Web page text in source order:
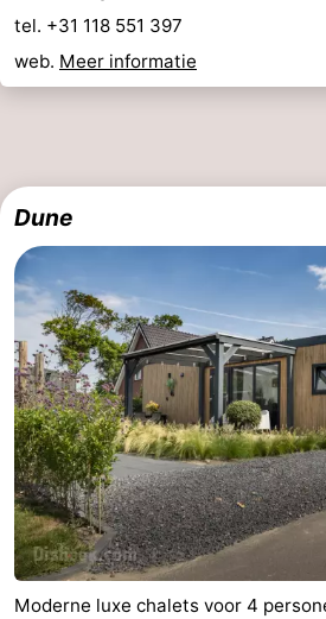
tel. +31 118 551 397
web. Meer informatie
Dune
Moderne luxe chalets voor 4